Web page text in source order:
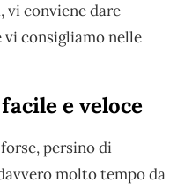
vi conviene dare
vi consigliamo nelle
e veloce
persino di
molto tempo da